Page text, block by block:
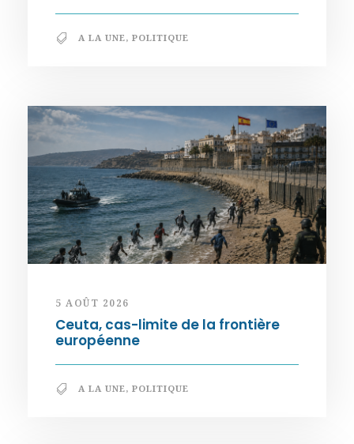
A LA UNE, POLITIQUE
5 AOÛT 2026
Ceuta, cas-limite de la frontière
européenne
A LA UNE, POLITIQUE